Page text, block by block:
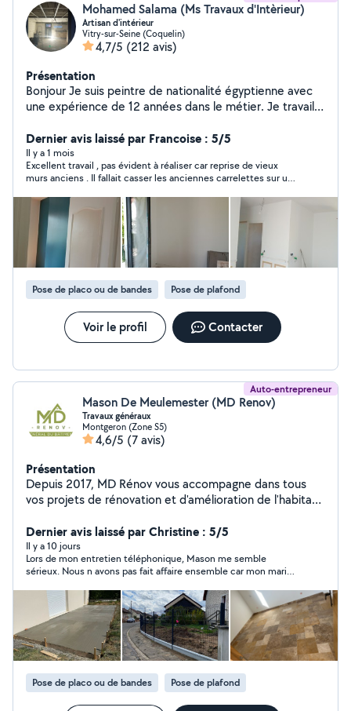
Mohamed Salama (Ms Travaux d'Intèrieur)
Artisan d'intérieur
Vitry-sur-Seine (Coquelin)
4,7/5 (212 avis)
Présentation
Bonjour Je suis peintre de nationalité égyptienne avec
une expérience de 12 années dans le métier. Je travaille
début de chantier (paiement total à reception du
chantier. Si vous êtes intéressés, n'hesitez pas pour tout
renseignement comcordialement ap Bien cordialement
Dernier avis laissé par Francoise : 5/5
Il y a 1 mois
Excellent travail , pas évident à réaliser car reprise de vieux
murs anciens . Il fallait casser les anciennes carrelettes sur une
de plâtre et terminer avec de la toile Décoller l' ancien papier
peint et finir avec de la toile Travail appliqué et soigné qui
donne un super rendu . Chantier de plusieurs jours mais fait
dans la foulée. Agréable de ne pas attendre La personne qui
travaillait était très propre et méthodique, à chaque fois le
chantier était nettoyé et les déchets soigneusement mis dans
des sacs de gravats.
Pose de placo ou de bandes
Pose de plafond
Voir le profil Contacter
Auto-entrepreneur
Mason De Meulemester (MD Renov)
Travaux généraux
Montgeron (Zone S5)
4,6/5 (7 avis)
Présentation
Depuis 2017, MD Rénov vous accompagne dans tous
vos projets de rénovation et d'amélioration de l'habitat.
besoins pour des prestations complètes et de qualité :
Maçonnerie Charpente / Couverture Isolation
Menuiserie Plâtrerie Peinture intérieure et extérieure
Électricité / Plomberie / Chauffage Revêtements de sol
(carrelage, parquet) Création et aménagements
extérieurs Nettoyage de façade et toiture Traitement
et hydrofuge de façade et toiture Traitement de
charpente Devis gratuit Solutions de financement
disponibles Garantie décennale
Dernier avis laissé par Christine : 5/5
Il y a 10 jours
Lors de mon entretien téléphonique, Mason me semble
sérieux. Nous n avons pas fait affaire ensemble car mon mari
Pose de placo ou de bandes Pose de plafond